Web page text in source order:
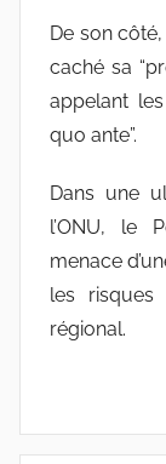
De son côté,
caché sa
appelant
quo ante”.
Dans une
l’ONU, le
menace
les risques
régional.